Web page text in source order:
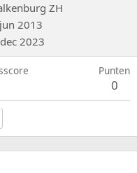
ZH
2013
2023
Punten
0